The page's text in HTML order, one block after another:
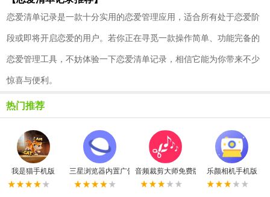
恋爱清单记录是一款十分实用的恋爱管理应用，适合所有处于恋爱阶
段或即将开启恋爱的用户。若你正在寻觅一款操作简单、功能完备的
恋爱管理工具，不妨体验一下恋爱清单记录，相信它能为你带来不少
惊喜与便利。
热门推荐
我是猫手机版 三星浏览器内置广告拦截器最新版
音频裁剪大师免费版 乐颜相机手机版